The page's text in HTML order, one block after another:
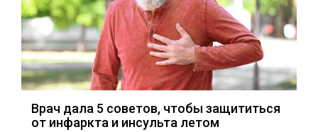
Врач дала 5 советов, чтобы защититься
от инфаркта и инсульта летом